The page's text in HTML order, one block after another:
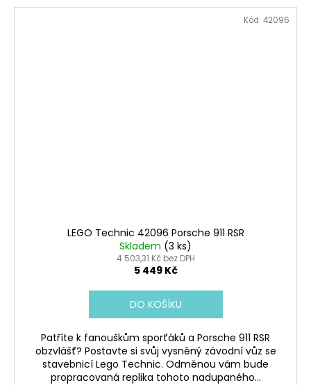
LEGO Technic 42096 Porsche 911 RSR
Skladem (3 ks)
4 503,31 Kč bez DPH
5 449 Kč
DO KOŠÍKU
Patříte k fanouškům sporťáků a Porsche 911 RSR
obzvlášť? Postavte si svůj vysněný závodní vůz se
stavebnicí Lego Technic. Odměnou vám bude
propracovaná replika tohoto nadupaného...
Kód: 42096